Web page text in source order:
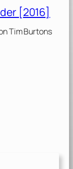
[2016]
Tim Burtons